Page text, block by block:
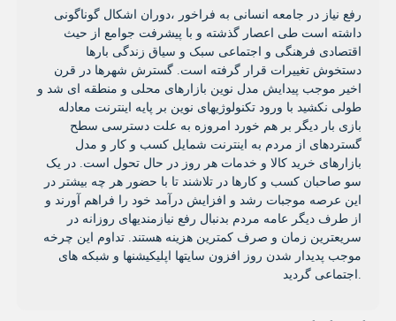
رفع نیاز در جامعه انسانی به فراخور ،دوران اشکال گوناگونی
داشته است طی اعصار گذشته و با پیشرفت جوامع از حیث
اقتصادی فرهنگی و اجتماعی سبک و سیاق زندگی بارها
دستخوش تغییرات قرار گرفته است. گسترش شهرها در قرن
اخیر موجب پیدایش مدل نوین بازارهای محلی و منطقه ای شد و
طولی نکشید با ورود تکنولوژیهای نوین بر پایه اینترنت معادله
بازی بار دیگر بر هم خورد امروزه به علت دسترسی سطح
گستردهای از مردم به اینترنت شمایل کسب و کار و مدل
بازارهای خرید کالا و خدمات هر روز در حال تحول است. در یک
سو صاحبان کسب و کارها در تلاشند تا با حضور هر چه بیشتر در
این عرصه موجبات رشد و افزایش درآمد خود را فراهم آورند و
از طرف دیگر عامه مردم بدنبال رفع نیازمندیهای روزانه در
سریعترین زمان و صرف کمترین هزینه هستند. تداوم این چرخه
موجب پدیدار شدن روز افزون سایتها اپلیکیشنها و شبکه های
اجتماعی گردید.